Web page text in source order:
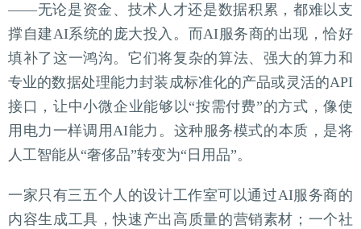
——无论是资金、技术人才还是数据积累，都难以支
撑自建AI系统的庞大投入。而AI服务商的出现，恰好
填补了这一鸿沟。它们将复杂的算法、强大的算力和
专业的数据处理能力封装成标准化的产品或灵活的API
接口，让中小微企业能够以“按需付费”的方式，像使
用电力一样调用AI能力。这种服务模式的本质，是将
人工智能从“奢侈品”转变为“日用品”。
一家只有三五个人的设计工作室可以通过AI服务商的
内容生成工具，快速产出高质量的营销素材；一个社